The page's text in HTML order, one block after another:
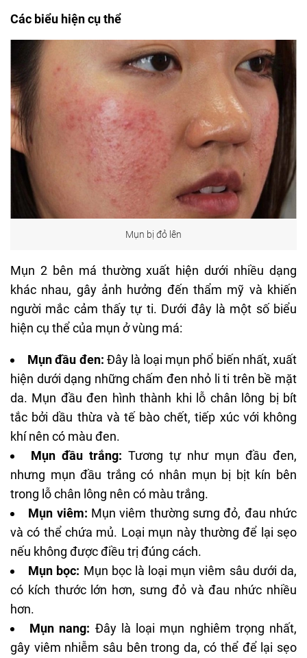
Các biểu hiện cụ thể
Mụn bị đỏ lên
Mụn 2 bên má thường xuất hiện dưới nhiều dạng
khác nhau, gây ảnh hưởng đến thẩm mỹ và khiến
người mắc cảm thấy tự ti. Dưới đây là một số biểu
hiện cụ thể của mụn ở vùng má:
Mụn đầu đen: Đây là loại mụn phổ biến nhất, xuất
hiện dưới dạng những chấm đen nhỏ li ti trên bề mặt
da. Mụn đầu đen hình thành khi lỗ chân lông bị bít
tắc bởi dầu thừa và tế bào chết, tiếp xúc với không
khí nên có màu đen.
Mụn đầu trắng: Tương tự như mụn đầu đen,
nhưng mụn đầu trắng có nhân mụn bị bịt kín bên
trong lỗ chân lông nên có màu trắng.
Mụn viêm: Mụn viêm thường sưng đỏ, đau nhức
và có thể chứa mủ. Loại mụn này thường để lại sẹo
nếu không được điều trị đúng cách.
Mụn bọc: Mụn bọc là loại mụn viêm sâu dưới da,
có kích thước lớn hơn, sưng đỏ và đau nhức nhiều
hơn.
Mụn nang: Đây là loại mụn nghiêm trọng nhất,
gây viêm nhiễm sâu bên trong da, có thể để lại sẹo